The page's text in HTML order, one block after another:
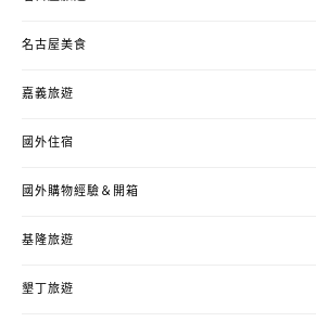
名古屋美食
嘉義旅遊
國外住宿
國外購物經驗＆開箱
基隆旅遊
墾丁旅遊